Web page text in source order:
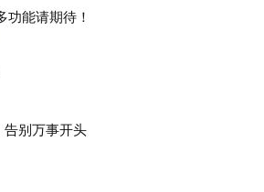
功能请期待！
告别万事开头